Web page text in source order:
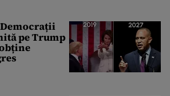
pe Trump